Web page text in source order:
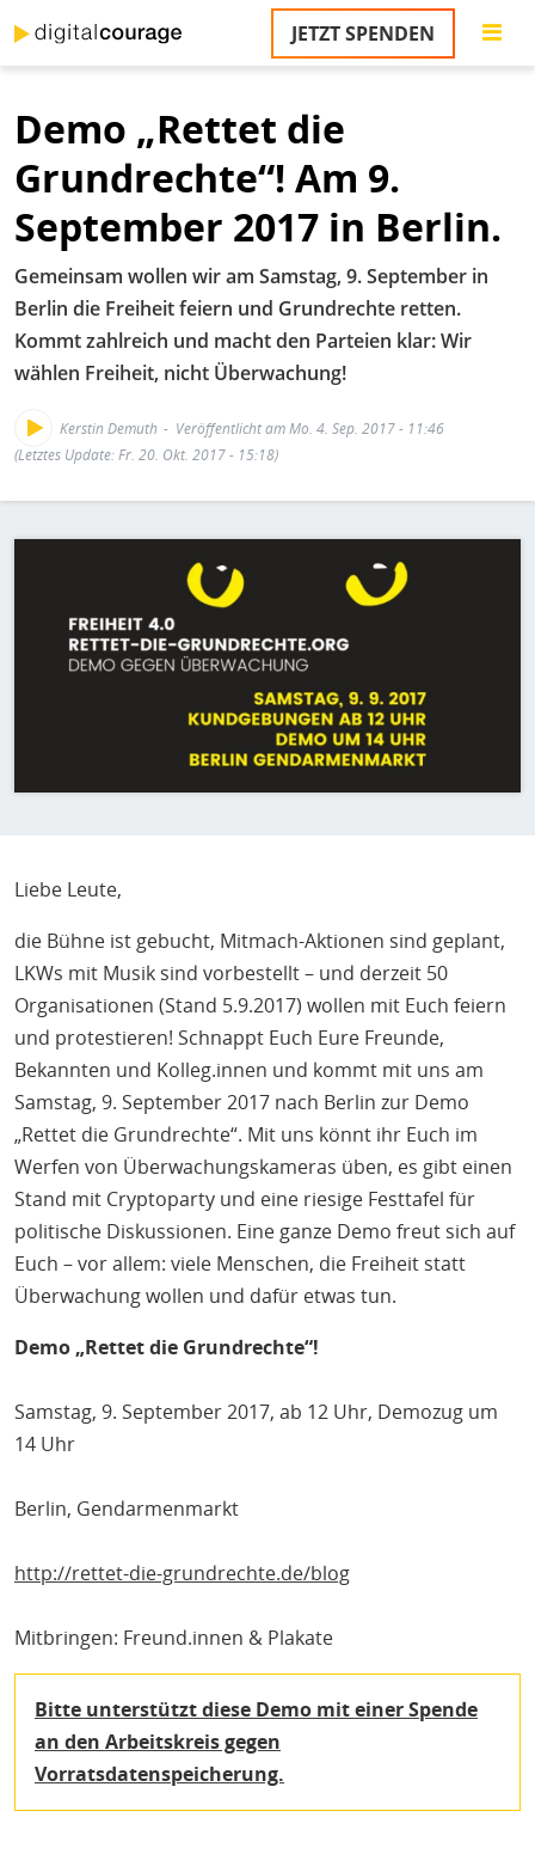
zum
Inhalt
JETZT SPENDEN
Demo „Rettet die
Grundrechte“! Am 9.
September 2017 in Berlin.
Gemeinsam wollen wir am Samstag, 9. September in
Berlin die Freiheit feiern und Grundrechte retten.
Kommt zahlreich und macht den Parteien klar: Wir
wählen Freiheit, nicht Überwachung!
Kerstin Demuth
Veröffentlicht am Mo. 4. Sep. 2017 - 11:46
(Letztes Update: Fr. 20. Okt. 2017 - 15:18)
Bild
Liebe Leute,
die Bühne ist gebucht, Mitmach-Aktionen sind geplant,
LKWs mit Musik sind vorbestellt – und derzeit 50
Organisationen (Stand 5.9.2017) wollen mit Euch feiern
und protestieren! Schnappt Euch Eure Freunde,
Bekannten und Kolleg.innen und kommt mit uns am
Samstag, 9. September 2017 nach Berlin zur Demo
„Rettet die Grundrechte“. Mit uns könnt ihr Euch im
Werfen von Überwachungskameras üben, es gibt einen
Stand mit Cryptoparty und eine riesige Festtafel für
politische Diskussionen. Eine ganze Demo freut sich auf
Euch – vor allem: viele Menschen, die Freiheit statt
Überwachung wollen und dafür etwas tun.
Demo „Rettet die Grundrechte“!
Samstag, 9. September 2017, ab 12 Uhr, Demozug um
14 Uhr
Berlin, Gendarmenmarkt
http://rettet-die-grundrechte.de/blog
Mitbringen: Freund.innen & Plakate
Bitte unterstützt diese Demo mit einer Spende
an den Arbeitskreis gegen
Vorratsdatenspeicherung.